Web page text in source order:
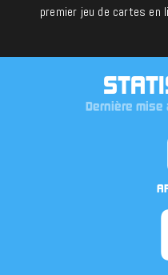
premier jeu de cartes
Dernière mise